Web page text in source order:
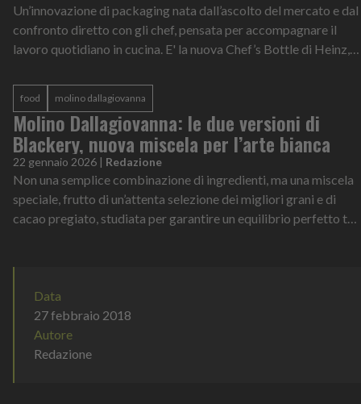
Un’innovazione di packaging nata dall’ascolto del mercato e dal
confronto diretto con gli chef, pensata per accompagnare il
lavoro quotidiano in cucina. E' la nuova Chef’s Bottle di Heinz,
food molino dallagiovanna
Molino Dallagiovanna: le due versioni di
Blackery, nuova miscela per l’arte bianca
22 gennaio 2026 | Redazione
Non una semplice combinazione di ingredienti, ma una miscela
speciale, frutto di un’attenta selezione dei migliori grani e di
cacao pregiato, studiata per garantire un equilibrio perfetto tra
Data
27 febbraio 2018
Autore
Redazione